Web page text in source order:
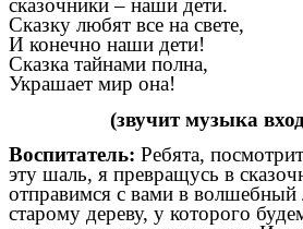
сказочники – наши дети.
Сказку любят все на свете,
И конечно наши дети!
Сказка тайнами полна,
Украшает мир она!
(звучит музыка
Воспитатель: Ребята,
эту шаль, я превращусь в
отправимся с вами в волшебный
старому дереву, у которого